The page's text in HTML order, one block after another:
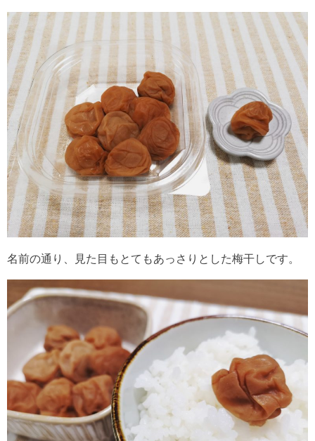
名前の通り、見た目もとてもあっさりとした梅干しです。